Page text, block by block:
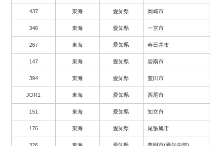
437 東海 愛知県 岡崎市
346 東海 愛知県 一宮市
267 東海 愛知県 春日井市
147 東海 愛知県 碧南市
394 東海 愛知県 豊田市
JOR1 東海 愛知県 西尾市
151 東海 愛知県 知立市
176 東海 愛知県 尾張旭市